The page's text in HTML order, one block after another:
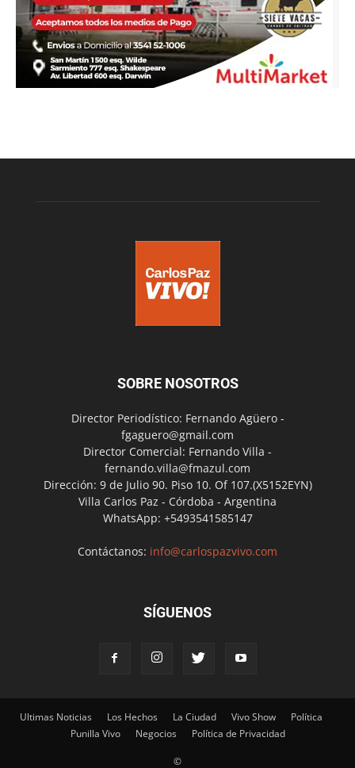
SOBRE NOSOTROS
Director Periodístico: Fernando Agüero -
fgaguero@gmail.com
Director Comercial: Fernando Villa -
fernando.villa@fmazul.com
Dirección: 9 de Julio 90. Piso 10. Of 107.(X5152EYN)
Villa Carlos Paz - Córdoba - Argentina
WhatsApp: +5493541585147
Contáctanos: info@carlospazvivo.com
SÍGUENOS
Ultimas Noticias Los Hechos La Ciudad Vivo Show
Política
Punilla Vivo
Negocios Política de Privacidad
©